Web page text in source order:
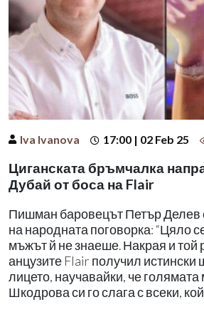
Iva Ivanova 17:00 | 02 Feb 25
Циганската бръмчалка
Дубай от боса на Flair
Пишман баровецът Петър Делев
на народната поговорка: “Цяло
мъжът й не знаеше. Накрая и той
анцузите Flair получил истински
лицето, научавайки, че
Шкодрова си го слага с всеки,